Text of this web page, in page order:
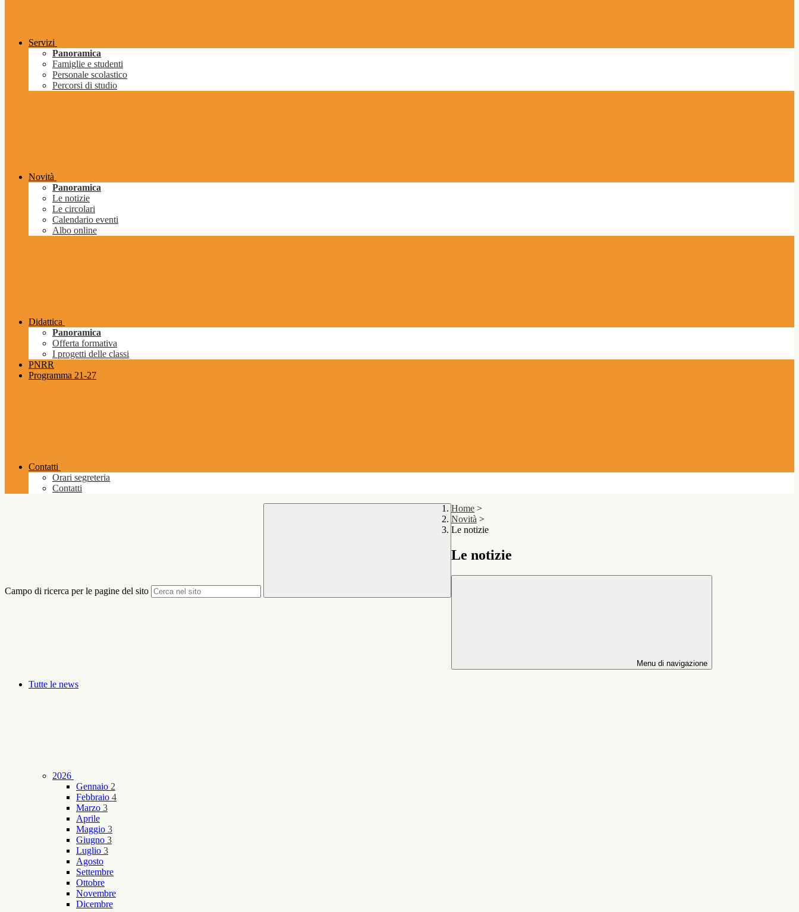
Servizi
Panoramica
Famiglie e studenti
Personale scolastico
Percorsi di studio
Novità
Panoramica
Le notizie
Le circolari
Calendario eventi
Albo online
Didattica
Panoramica
Offerta formativa
I progetti delle classi
PNRR
Programma 21-27
Contatti
Orari segreteria
Contatti
Campo di ricerca per le pagine del sito
Home >
Novità >
Le notizie
Le notizie
Menu di navigazione
Tutte le news
2026
Gennaio 2
Febbraio 4
Marzo 3
Aprile
Maggio 3
Giugno 3
Luglio 3
Agosto
Settembre
Ottobre
Novembre
Dicembre